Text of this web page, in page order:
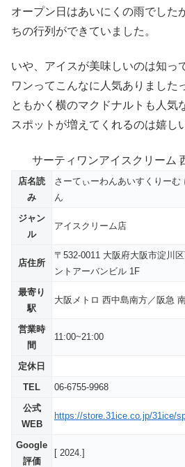
オープン日はあいにくの雨でした
ちの行列ができていました。
いや、アイスが美味しいのは知っ
ワンってこんなに人気ありました
ともかく横のマクドナルトも人気
スポットが増えてくれるのは嬉し
サーティワンアイスクリーム
店名読
み
さーてぃーわんあいすくりー
ん
ジャン
ル
アイスクリーム店
店住所
〒532-0011 大阪府大阪市淀川
ントアーバンビル 1F
最寄り
駅
大阪メトロ 西中島南方／阪急
営業時
間
11:00~21:00
定休日
TEL
06-6755-9968
公式
WEB
https://store.31ice.co.jp/31ice/
Google
評価
[ 2024.]